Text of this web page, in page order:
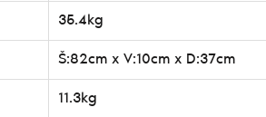
35.4kg
Š:82cm x V:10cm x D:37cm
11.3kg